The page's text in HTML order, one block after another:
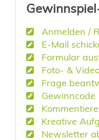
Anmelden /
E-Mail
Formular
Foto- &
Frage
Gewinncode
Kreative
Newsletter